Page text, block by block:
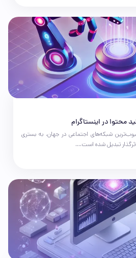
شبکه‌های اجتماعی در جهان، به بستری
تبدیل شده است....